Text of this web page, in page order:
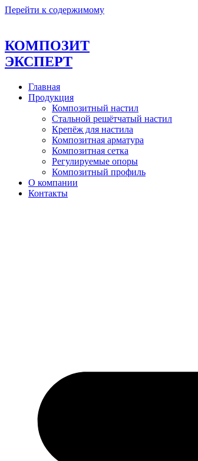
Перейти к содержимому
КОМПОЗИТ
ЭКСПЕРТ
Главная
Продукция
Композитный настил
Стальной решётчатый настил
Крепёж для настила
Композитная арматура
Композитная сетка
Регулируемые опоры
Композитный профиль
О компании
Контакты